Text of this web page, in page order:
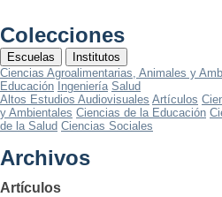
Colecciones
Escuelas
Institutos
Ciencias Agroalimentarias, Animales y
Educación Ingeniería Salud
Altos Estudios Audiovisuales Artículos
y Ambientales Ciencias de la Educación
de la Salud Ciencias Sociales
Archivos
Artículos